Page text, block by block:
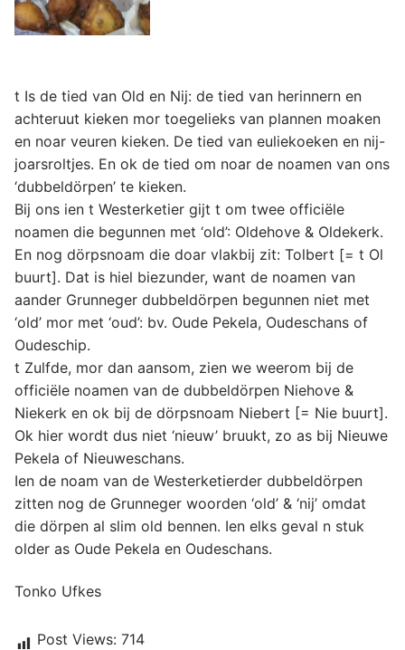
t Is de tied van Old en Nij: de tied van herinnern en
achteruut kieken mor toegelieks van plannen moaken
en noar veuren kieken. De tied van euliekoeken en nij-
joarsroltjes. En ok de tied om noar de noamen van ons
‘dubbeldörpen’ te kieken.
Bij ons ien t Westerketier gijt t om twee officiële
noamen die begunnen met ‘old’: Oldehove & Oldekerk.
En nog dörpsnoam die doar vlakbij zit: Tolbert [= t Ol
buurt]. Dat is hiel biezunder, want de noamen van
aander Grunneger dubbeldörpen begunnen niet met
‘old’ mor met ‘oud’: bv. Oude Pekela, Oudeschans of
Oudeschip.
t Zulfde, mor dan aansom, zien we weerom bij de
officiële noamen van de dubbeldörpen Niehove &
Niekerk en ok bij de dörpsnoam Niebert [= Nie buurt].
Ok hier wordt dus niet ‘nieuw’ bruukt, zo as bij Nieuwe
Pekela of Nieuweschans.
Ien de noam van de Westerketierder dubbeldörpen
zitten nog de Grunneger woorden ‘old’ & ‘nij’ omdat
die dörpen al slim old bennen. Ien elks geval n stuk
older as Oude Pekela en Oudeschans.
Tonko Ufkes
Post Views: 714